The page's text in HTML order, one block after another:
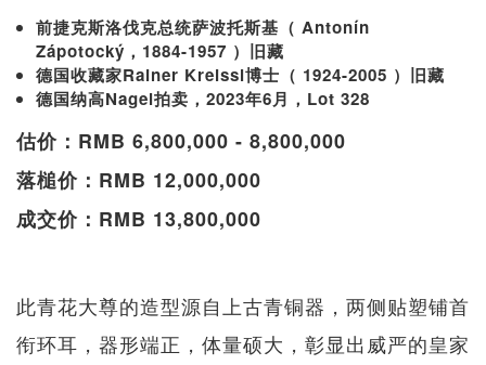
前捷克斯洛伐克总统萨波托斯基（ Antonín
Zápotocký，1884-1957 ）旧藏
德国收藏家Rainer Kreissl博士（ 1924-2005 ）旧藏
德国纳高Nagel拍卖，2023年6月，Lot 328
估价：RMB 6,800,000 - 8,800,000
落槌价：RMB 12,000,000
成交价：RMB 13,800,000
此青花大尊的造型源自上古青铜器，两侧贴塑铺首
衔环耳，器形端正，体量硕大，彰显出威严的皇家